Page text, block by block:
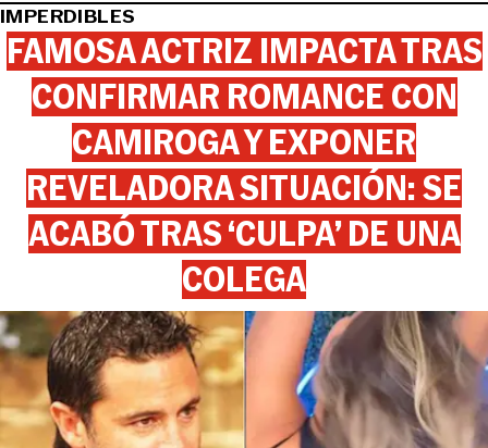
IMPERDIBLES
FAMOSA ACTRIZ IMPACTA TRAS
CONFIRMAR ROMANCE CON
CAMIROGA Y EXPONER
REVELADORA SITUACIÓN: SE
ACABÓ TRAS ‘CULPA’ DE UNA
COLEGA